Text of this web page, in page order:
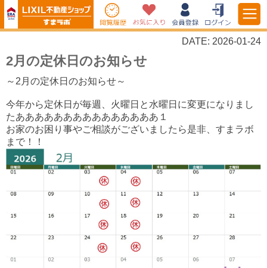
DATE: 2026-01-24
2月の定休日のお知らせ
～2月の定休日のお知らせ～
今年から定休日が毎週、火曜日と水曜日に変更になりまし
たあああああああああああああああ１
お家のお困り事やご相談がございましたら是非、すまラボ
まで！！